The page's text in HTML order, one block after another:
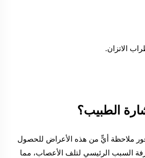
الاتزان.
الطبيب؟
ملاحظة أيٍّ من هذه الأعراض للحصول
السبب الرئيسي لتلف الأعصاب، مما